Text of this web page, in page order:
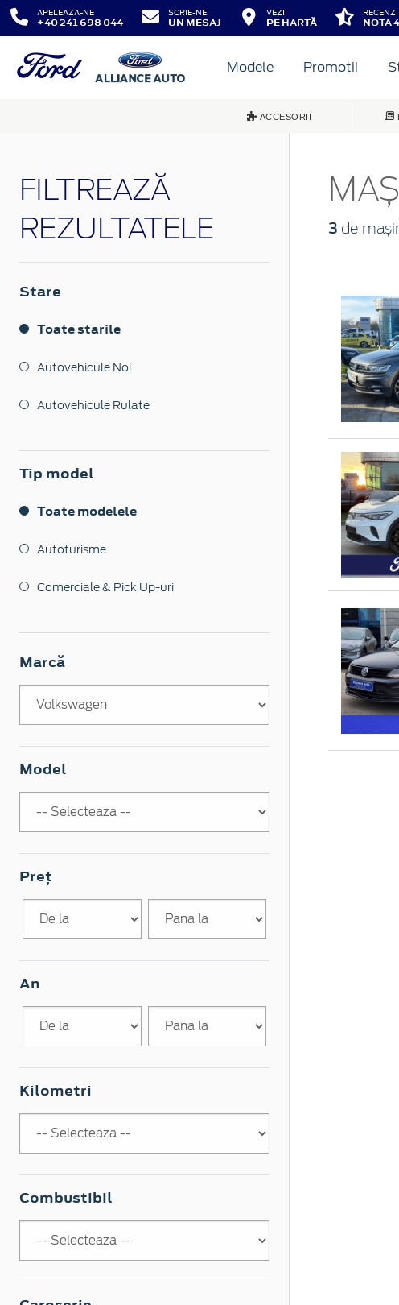
APELEAZA-NE
+40 241 698 044
SCRIE-NE
UN MESAJ
VEZI
PE HARTĂ
RECENZII
NOTA
Modele Promotii
ACCESORII
FILTREAZĂ
REZULTATELE
Stare
Toate starile
Autovehicule Noi
Autovehicule Rulate
Tip model
Toate modelele
Autoturisme
Comerciale & Pick Up-uri
Marcă
Model
Preț
An
Kilometri
Combustibil
3 de